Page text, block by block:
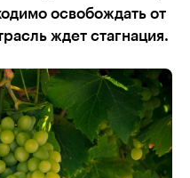
освобождать от
ждет стагнация.